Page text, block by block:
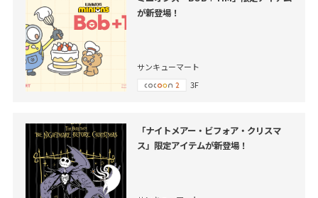
が新登場！
サンキューマート
3F
「ナイトメアー・ビフォア・クリスマ
ス」限定アイテムが新登場！